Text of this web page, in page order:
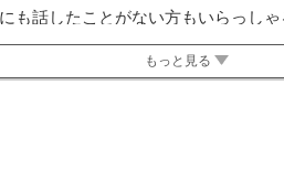
も話したことがない方もいらっし
ないかと思えることもあるでしょう
もっと見る